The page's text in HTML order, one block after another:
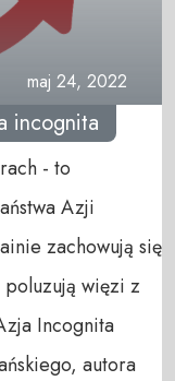
maj 24, 2022
incognita
- to
Azji
zachowują się
więzi z
Incognita
autora